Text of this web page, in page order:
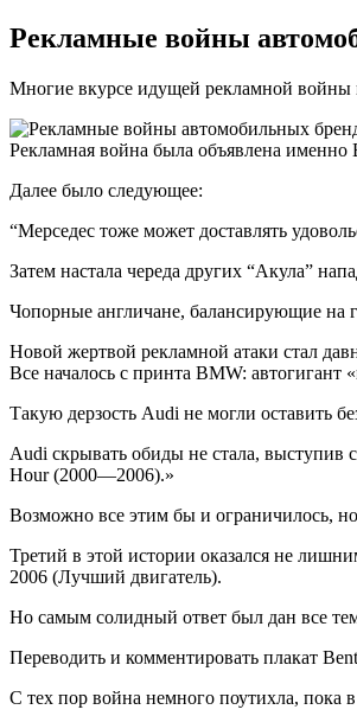
Рекламные войны
Многие вкурсе идущей рекламной войны
Рекламная война была объявлена
Далее было следующее:
“Мерседес тоже может доставлять
Затем настала череда других “Акула”
Чопорные англичане, балансирующие на
Новой жертвой рекламной атаки стал
Все началось с принта BMW:
Такую дерзость Audi не могли оставить
Audi скрывать обиды не стала, выступив
Hour (2000—2006).»
Возможно все этим бы и ограничилось,
Третий в этой истории оказался не
2006 (Лучший двигатель).
Но самым солидный ответ был дан все
Переводить и комментировать плакат
С тех пор война немного поутихла, пока